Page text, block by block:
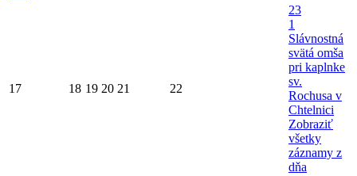
17 18 19 20 21 22
23
1
Slávnostná
svätá omša
pri kaplnke
sv.
Rochusa v
Chtelnici
Zobraziť
všetky
záznamy z
dňa